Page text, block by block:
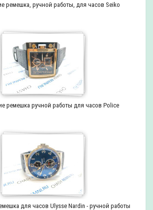
ремешка, ручной работы, для часов Seiko
ремешка ручной работы для часов Police
для часов Ulysse Nardin - ручной работы